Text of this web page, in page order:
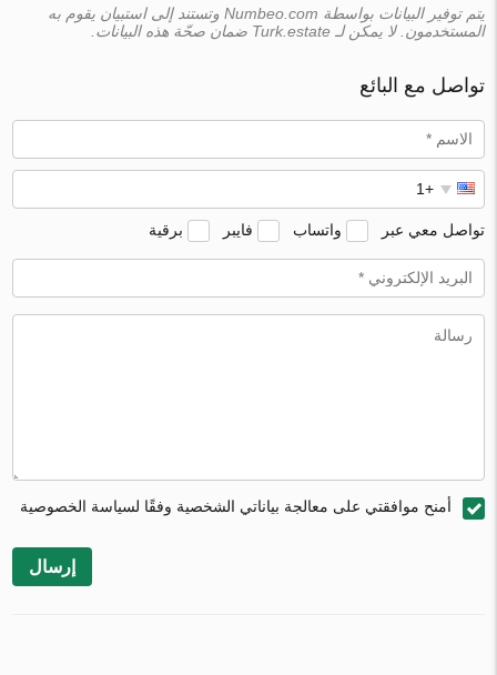
يتم توفير البيانات بواسطة Numbeo.com وتستند إلى استبيان يقوم به
المستخدمون. لا يمكن لـ Turk.estate ضمان صحّة هذه البيانات.
تواصل مع البائع
تواصل معي عبر واتساب فايبر برقية
أمنح موافقتي على معالجة بياناتي الشخصية وفقًا لسياسة الخصوصية
إرسال